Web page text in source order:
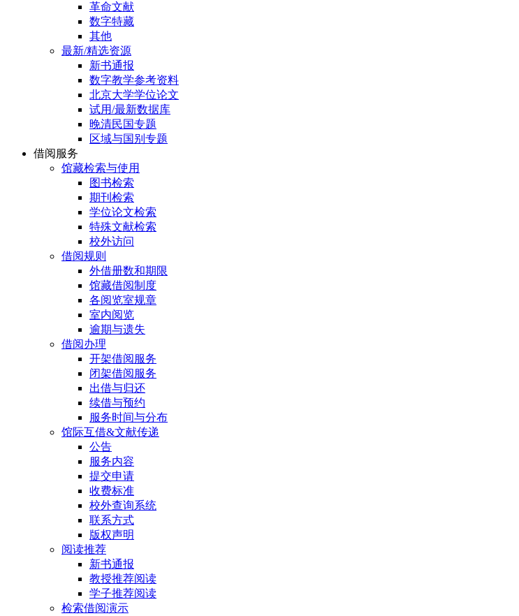
革命文献
数字特藏
其他
最新/精选资源
新书通报
数字教学参考资料
北京大学学位论文
试用/最新数据库
晚清民国专题
区域与国别专题
借阅服务
馆藏检索与使用
图书检索
期刊检索
学位论文检索
特殊文献检索
校外访问
借阅规则
外借册数和期限
馆藏借阅制度
各阅览室规章
室内阅览
逾期与遗失
借阅办理
开架借阅服务
闭架借阅服务
出借与归还
续借与预约
服务时间与分布
馆际互借&文献传递
公告
服务内容
提交申请
收费标准
校外查询系统
联系方式
版权声明
阅读推荐
新书通报
教授推荐阅读
学子推荐阅读
检索借阅演示